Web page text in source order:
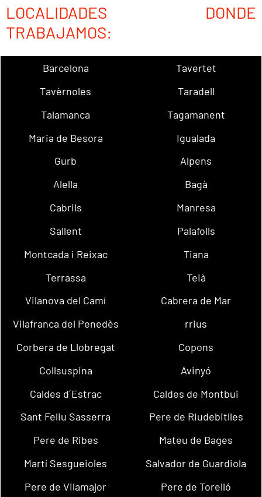
LOCALIDADES DONDE
TRABAJAMOS:
Barcelona
Tavertet
Tavèrnoles
Taradell
Talamanca
Tagamanent
Maria de Besora
Igualada
Gurb
Alpens
Alella
Bagà
Cabrils
Manresa
Sallent
Palafolls
Montcada i Reixac
Tiana
Terrassa
Teià
Vilanova del Camí
Cabrera de Mar
Vilafranca del Penedès
rrius
Corbera de Llobregat
Copons
Collsuspina
Avinyó
Caldes d´Estrac
Caldes de Montbui
Sant Feliu Sasserra
Pere de Riudebitlles
Pere de Ribes
Mateu de Bages
Martí Sesgueioles
Salvador de Guardiola
Pere de Vilamajor
Pere de Torelló